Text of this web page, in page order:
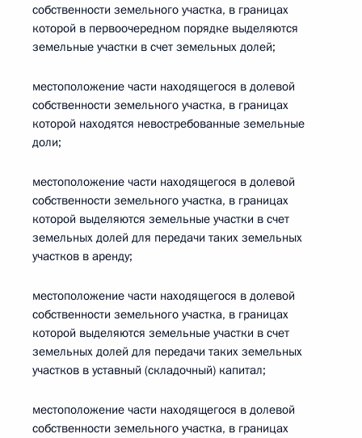
собственности земельного участка, в границах
которой в первоочередном порядке выделяются
земельные участки в счет земельных долей;
местоположение части находящегося в долевой
собственности земельного участка, в границах
которой находятся невостребованные земельные
доли;
местоположение части находящегося в долевой
собственности земельного участка, в границах
которой выделяются земельные участки в счет
земельных долей для передачи таких земельных
участков в аренду;
местоположение части находящегося в долевой
собственности земельного участка, в границах
которой выделяются земельные участки в счет
земельных долей для передачи таких земельных
участков в уставный (складочный) капитал;
местоположение части находящегося в долевой
собственности земельного участка, в границах